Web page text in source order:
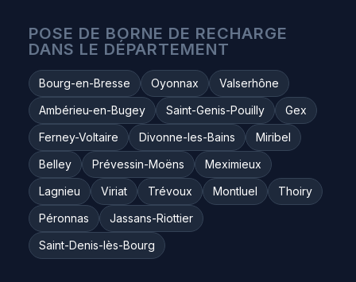
POSE DE BORNE DE RECHARGE
DANS LE DÉPARTEMENT
Bourg-en-Bresse Oyonnax
Valserhône
Ambérieu-en-Bugey
Saint-Genis-Pouilly
Gex
Ferney-Voltaire
Divonne-les-Bains
Miribel
Belley
Prévessin-Moëns
Meximieux
Lagnieu
Viriat Trévoux Montluel
Thoiry
Péronnas
Jassans-Riottier
Saint-Denis-lès-Bourg